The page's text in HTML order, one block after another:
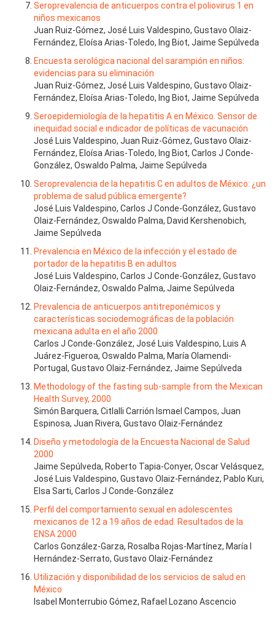
Seroprevalencia de anticuerpos contra el poliovirus 1 en
niños mexicanos
Juan Ruiz-Gómez, José Luis Valdespino, Gustavo Olaiz-
Fernández, Eloísa Arias-Toledo, Ing Biot, Jaime Sepúlveda
Encuesta serológica nacional del sarampión en niños:
evidencias para su eliminación
Juan Ruiz-Gómez, José Luis Valdespino, Gustavo Olaiz-
Fernández, Eloísa Arias-Toledo, Ing Biot, Jaime Sepúlveda
Seroepidemiología de la hepatitis A en México. Sensor de
inequidad social e indicador de políticas de vacunación
José Luis Valdespino, Juan Ruiz-Gómez, Gustavo Olaiz-
Fernández, Eloísa Arias-Toledo, Ing Biot, Carlos J Conde-
González, Oswaldo Palma, Jaime Sepúlveda
Seroprevalencia de la hepatitis C en adultos de México: ¿un
problema de salud pública emergente?
José Luis Valdespino, Carlos J Conde-González, Gustavo
Olaiz-Fernández, Oswaldo Palma, David Kershenobich,
Jaime Sepúlveda
Prevalencia en México de la infección y el estado de
portador de la hepatitis B en adultos
José Luis Valdespino, Carlos J Conde-González, Gustavo
Olaiz-Fernández, Oswaldo Palma, Jaime Sepúlveda
Prevalencia de anticuerpos antitreponémicos y
características sociodemográficas de la población
mexicana adulta en el año 2000
Carlos J Conde-González, José Luis Valdespino, Luis A
Juárez-Figueroa, Oswaldo Palma, María Olamendi-
Portugal, Gustavo Olaiz-Fernández, Jaime Sepúlveda
Methodology of the fasting sub-sample from the Mexican
Health Survey, 2000
Simón Barquera, Citlalli Carrión Ismael Campos, Juan
Espinosa, Juan Rivera, Gustavo Olaiz-Fernández
Diseño y metodología de la Encuesta Nacional de Salud
2000
Jaime Sepúlveda, Roberto Tapia-Conyer, Oscar Velásquez,
José Luis Valdespino, Gustavo Olaiz-Fernández, Pablo Kuri,
Elsa Sarti, Carlos J Conde-González
Perfil del comportamiento sexual en adolescentes
mexicanos de 12 a 19 años de edad. Resultados de la
ENSA 2000
Carlos González-Garza, Rosalba Rojas-Martínez, María I
Hernández-Serrato, Gustavo Olaiz-Fernández
Utilización y disponibilidad de los servicios de salud en
México
Isabel Monterrubio Gómez, Rafael Lozano Ascencio